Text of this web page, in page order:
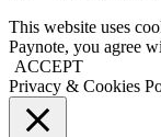
This website uses
Paynote, you agree
ACCEPT
Privacy & Cookies